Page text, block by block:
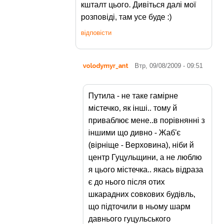
кшталт цього. Дивіться далі мої
розповіді, там усе буде :)
відповісти
volodymyr_ant Втр, 09/08/2009 - 09:51
Путила - не таке гамірне
містечко, як інші.. тому й
приваблює мене..в порівнянні з
іншими що дивно - Жаб'є
(вірніще - Верховина), ніби й
центр Гуцульщини, а не люблю
я цього містечка.. якась відраза
є до нього після отих
шкарадних совкових будівль,
що підточили в ньому шарм
давнього гуцульського